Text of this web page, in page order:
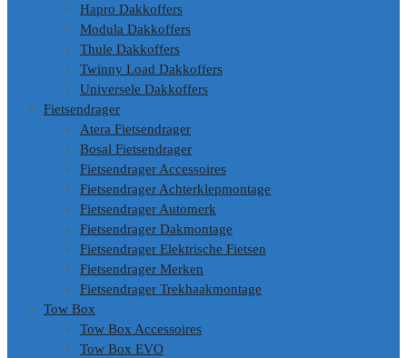
Hapro Dakkoffers
Modula Dakkoffers
Thule Dakkoffers
Twinny Load Dakkoffers
Universele Dakkoffers
Fietsendrager
Atera Fietsendrager
Bosal Fietsendrager
Fietsendrager Accessoires
Fietsendrager Achterklepmontage
Fietsendrager Automerk
Fietsendrager Dakmontage
Fietsendrager Elektrische Fietsen
Fietsendrager Merken
Fietsendrager Trekhaakmontage
Tow Box
Tow Box Accessoires
Tow Box EVO